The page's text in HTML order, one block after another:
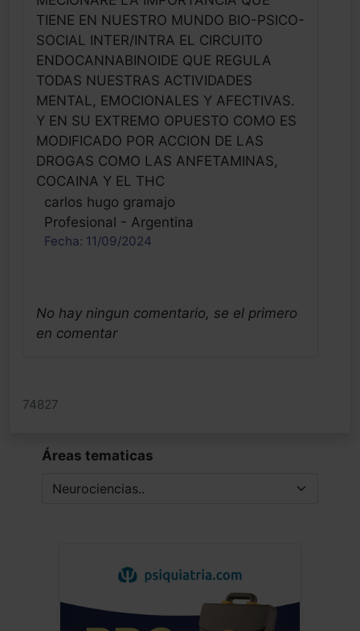
TIENE EN NUESTRO MUNDO BIO-PSICO-
SOCIAL INTER/INTRA EL CIRCUITO
ENDOCANNABINOIDE QUE REGULA
TODAS NUESTRAS ACTIVIDADES
MENTAL, EMOCIONALES Y AFECTIVAS.
Y EN SU EXTREMO OPUESTO COMO ES
MODIFICADO POR ACCION DE LAS
DROGAS COMO LAS ANFETAMINAS,
COCAINA Y EL THC
carlos hugo gramajo
Profesional - Argentina
Fecha: 11/09/2024
No hay ningun comentario, se el primero
en comentar
74827
Áreas tematicas